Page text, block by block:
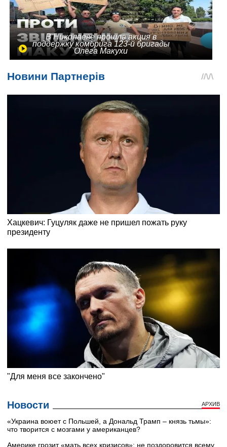
В Николаеве прошла акция в
поддержку комбрига 123-й бригады
Олега Макухи
Новости АРХИВ
«Украина воюет с Польшей, а Дональд Трамп – князь тьмы»:
что творится с мозгами у американцев?
Америке грозит «мать всех кризисов»: не поздоровится всему